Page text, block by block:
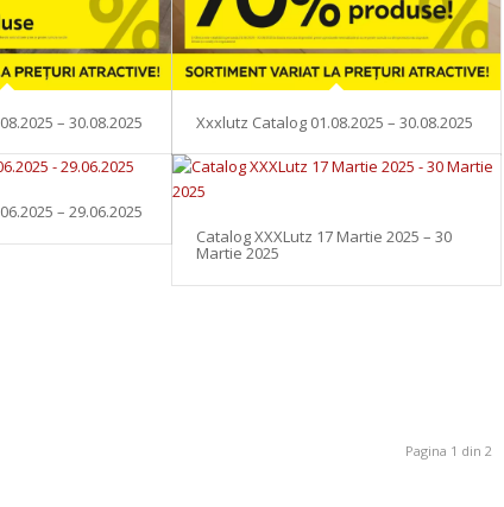
– 30.08.2025 Xxxlutz Catalog 01.08.2025 – 30.08.2025
– 29.06.2025
Catalog XXXLutz 17 Martie 2025 – 30
Martie 2025
Pagina 1 din 2